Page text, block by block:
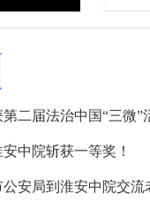
二届法治中国“三微”
中院斩获一等奖！
公安局到淮安中院交流